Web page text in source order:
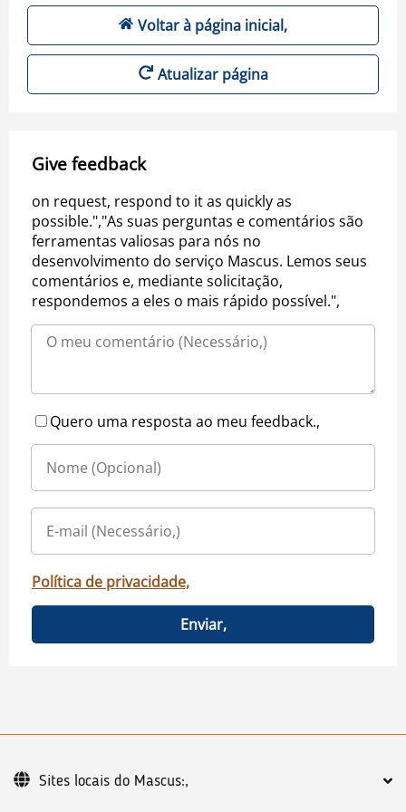
Voltar à página inicial,
Atualizar página
Give feedback
on request, respond to it as quickly as
possible.","As suas perguntas e comentários são
ferramentas valiosas para nós no
desenvolvimento do serviço Mascus. Lemos seus
comentários e, mediante solicitação,
respondemos a eles o mais rápido possível.",
Quero uma resposta ao meu feedback.,
Política de privacidade,
Enviar,
Sites locais do Mascus:,